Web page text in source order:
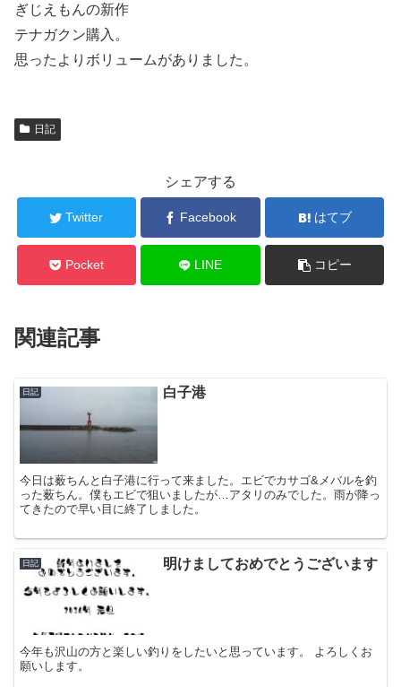
ぎじえもんの新作
テナガクン購入。
思ったよりボリュームがありました。
日記
シェアする
Twitter Facebook はてブ
Pocket LINE コピー
関連記事
日記 白子港
今日は薮ちんと白子港に行って来ました。エビでカサゴ&メバルを釣
った薮ちん。僕もエビで狙いましたが…アタリのみでした。雨が降っ
てきたので早い目に終了しました。
日記 明けましておめでとうございます
今年も沢山の方と楽しい釣りをしたいと思っています。 よろしくお
願いします。